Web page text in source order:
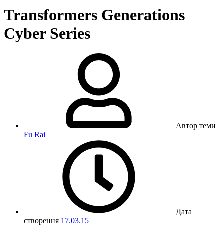
Transformers Generations
Cyber Series
Автор теми
Fu Rai
Дата
створення 17.03.15